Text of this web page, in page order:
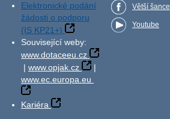
Elektronické podání
žádosti o podporu
(IS KP21+)
Související weby:
www.dotaceeu.cz
| www.opjak.cz
|
www.ec.europa.eu
Kariéra
Větší šance
Youtube